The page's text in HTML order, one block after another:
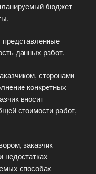
бюджет
данных работ.
сторонами
конкретных
вносит
стоимости работ,
заказчик
недостатках
способах